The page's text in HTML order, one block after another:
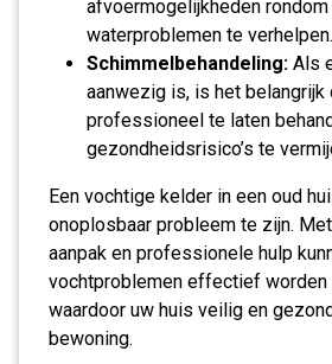
afvoermogelijkheden
waterproblemen te verhelpen.
Schimmelbehandeling: Als
aanwezig is, is het belangrijk
professioneel te laten
gezondheidsrisico’s te
Een vochtige kelder in een oud
onoplosbaar probleem te zijn.
aanpak en professionele hulp
vochtproblemen effectief worden
waardoor uw huis veilig en
bewoning.